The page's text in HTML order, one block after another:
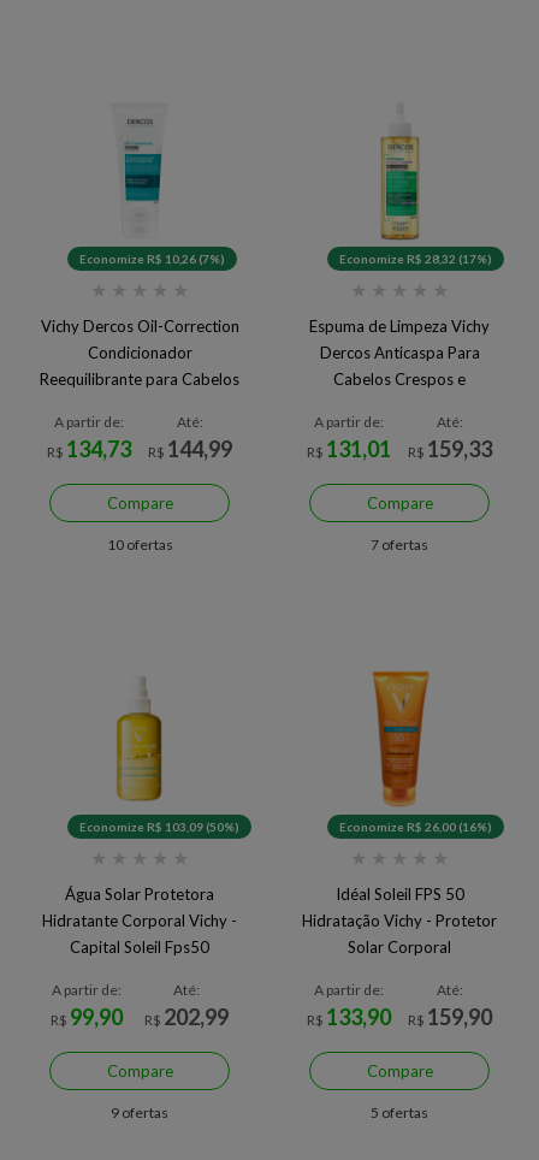
Economize R$ 10,26 (7%)
★ ★ ★ ★ ★
Vichy Dercos Oil-Correction
Condicionador
Reequilibrante para Cabelos
A partir de:
R$ 134,73
Até:
R$ 144,99
Compare
10 ofertas
Economize R$ 28,32 (17%)
★ ★ ★ ★ ★
Espuma de Limpeza Vichy
Dercos Anticaspa Para
Cabelos Crespos e
A partir de:
R$ 131,01
Até:
R$ 159,33
Compare
7 ofertas
Economize R$ 103,09 (50%)
★ ★ ★ ★ ★
Água Solar Protetora
Hidratante Corporal Vichy -
Capital Soleil Fps50
A partir de:
R$ 99,90
Até:
R$ 202,99
Compare
9 ofertas
Economize R$ 26,00 (16%)
★ ★ ★ ★ ★
Idéal Soleil FPS 50
Hidratação Vichy - Protetor
Solar Corporal
A partir de:
R$ 133,90
Até:
R$ 159,90
Compare
5 ofertas